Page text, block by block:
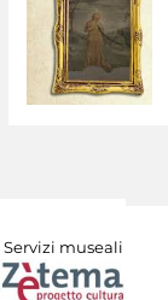
Servizi museali